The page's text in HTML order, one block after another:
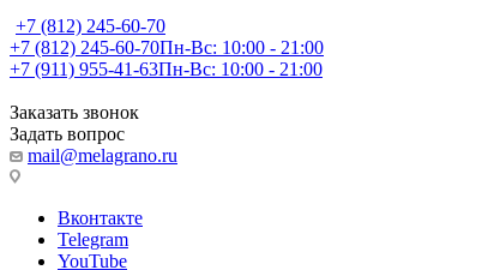
+7 (812) 245-60-70
+7 (812) 245-60-70Пн-Вс: 10:00 - 21:00
+7 (911) 955-41-63Пн-Вс: 10:00 - 21:00
Заказать звонок
Задать вопрос
mail@melagrano.ru
Вконтакте
Telegram
YouTube